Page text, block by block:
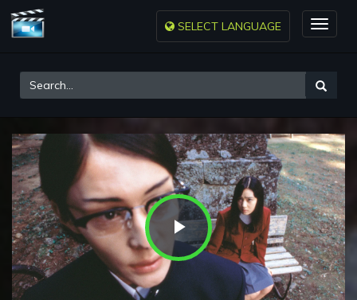
Toggle
SELECT LANGUAGE
Play